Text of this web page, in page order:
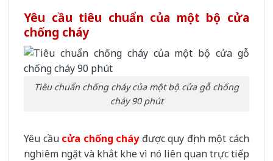
Yêu cầu tiêu chuẩn của một bộ cửa
chống cháy
Tiêu chuẩn chống cháy của một bộ cửa gỗ chống
cháy 90 phút
Yêu cầu cửa chống cháyđược quy định một cách
nghiêm ngặt và khắt khe vì nó liên quan trực tiếp